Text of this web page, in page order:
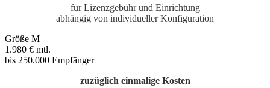
für Lizenzgebühr und Einrichtung
abhängig von individueller Konfiguration
Größe M
1.980 € mtl.
bis 250.000 Empfänger
zuzüglich einmalige Kosten